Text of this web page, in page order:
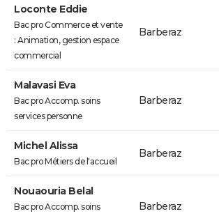
Loconte Eddie
Bac pro Commerce et vente
: Animation, gestion espace
commercial
Barberaz
Malavasi Eva
Bac pro Accomp. soins
services personne
Barberaz
Michel Alissa
Bac pro Métiers de l'accueil
Barberaz
Nouaouria Belal
Bac pro Accomp. soins
Barberaz